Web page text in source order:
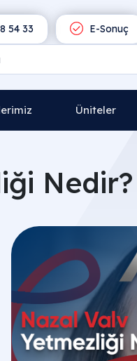
E-Sonuç
54 33
Üniteler
Nedir?